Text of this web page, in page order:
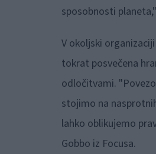
sposobnosti
V okoljski
tokrat posvečena
odločitvami.
stojimo na
lahko oblikujemo
Gobbo iz Focusa.